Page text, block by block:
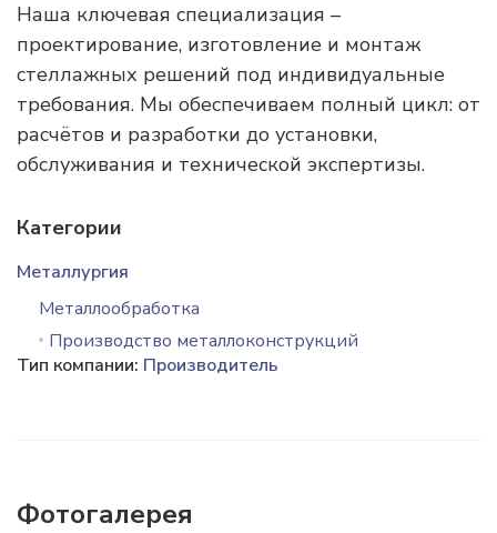
Наша ключевая специализация –
проектирование, изготовление и монтаж
стеллажных решений под индивидуальные
требования. Мы обеспечиваем полный цикл: от
расчётов и разработки до установки,
обслуживания и технической экспертизы.
Категории
Металлургия
Металлообработка
Производство металлоконструкций
Тип компании: Производитель
Фотогалерея